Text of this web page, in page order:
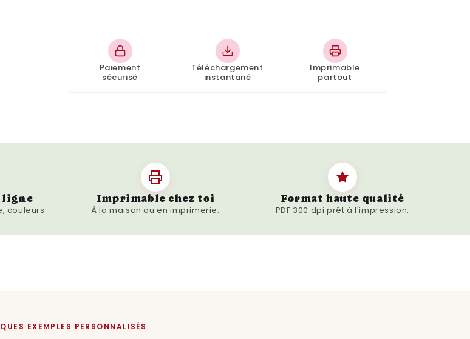
de 1993 pour un anniversaire de 31 ans
Les anniversaires marquant des étapes importantes de la vie
sont souvent célébrés avec des cadeaux qui ont une
marquée par des événements historiques, culturels et
personnels importants.
Les affiches de naissance sont conçues pour refléter l'esprit
Paiement
sécurisé
Téléchargement
instantané
Imprimable
partout
ligne
couleurs.
Imprimable chez toi
À la maison ou en imprimerie.
Format haute qualité
PDF 300 dpi prêt à l'impression.
EXEMPLES PERSONNALISÉS